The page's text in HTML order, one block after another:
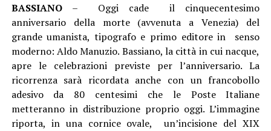
BASSIANO– Oggi cade il cinquecentesimo
anniversario della morte (avvenuta a Venezia) del
grande umanista, tipografo e primo editore in senso
moderno: Aldo Manuzio. Bassiano, la città in cui nacque,
apre le celebrazioni previste per l’anniversario. La
ricorrenza sarà ricordata anche con un francobollo
adesivo da 80 centesimi che le Poste Italiane
metteranno in distribuzione proprio oggi. L’immagine
riporta, in una cornice ovale, un’incisione del XIX